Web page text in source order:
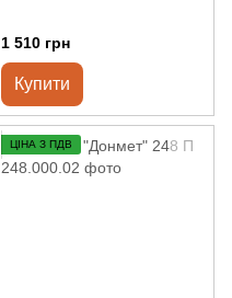
1 510 грн
Купити
ЦІНА З ПДВ